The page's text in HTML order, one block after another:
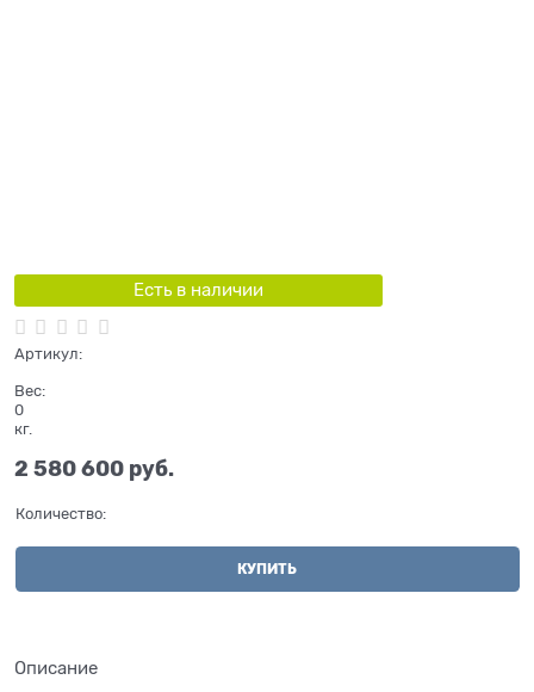
Есть в наличии
Артикул:
Вес:
0
кг.
2 580 600 руб.
Количество:
КУПИТЬ
Описание